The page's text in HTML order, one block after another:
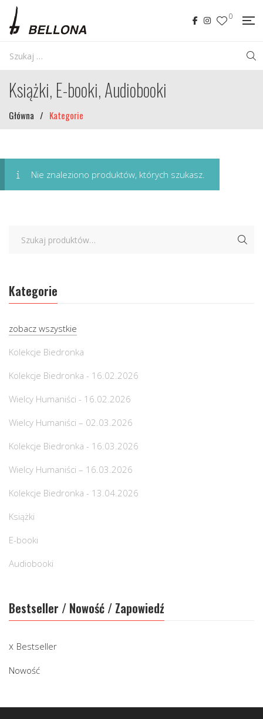
0
Książki, E-booki, Audiobooki
Główna / Kategorie
Nie znaleziono produktów, których szukasz.
Kategorie
zobacz wszystkie
Kolekcje Biedronka
Kolekcje Biedronka - 16.02.2026
Wielcy Humaniści - 16.02.2026
Wielcy Humaniści – 02.03.2026
Kolekcje Biedronka - 16.03.2026
Wielcy Humaniści – 16.03.2026
Kolekcje Biedronka - 13.04.2026
Książki
E-booki
Audiobooki
Bestseller / Nowość / Zapowiedź
Bestseller
Nowość